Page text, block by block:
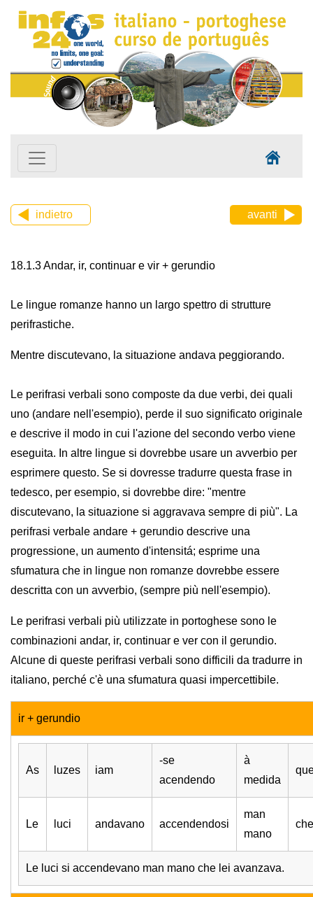
indietro avanti
18.1.3 Andar, ir, continuar e vir + gerundio
Le lingue romanze hanno un largo spettro di strutture
perifrastiche.
Mentre discutevano, la situazione andava peggiorando.
Le perifrasi verbali sono composte da due verbi, dei quali
uno (andare nell'esempio), perde il suo significato originale
e descrive il modo in cui l'azione del secondo verbo viene
eseguita. In altre lingue si dovrebbe usare un avverbio per
esprimere questo. Se si dovresse tradurre questa frase in
tedesco, per esempio, si dovrebbe dire: "mentre
discutevano, la situazione si aggravava sempre di più". La
perifrasi verbale andare + gerundio descrive una
progressione, un aumento d'intensitá; esprime una
sfumatura che in lingue non romanze dovrebbe essere
descritta con un avverbio, (sempre più nell'esempio).
Le perifrasi verbali più utilizzate in portoghese sono le
combinazioni andar, ir, continuar e ver con il gerundio.
Alcune di queste perifrasi verbali sono difficili da tradurre in
italiano, perché c'è una sfumatura quasi impercettibile.
ir + gerundio
As luzes iam
-se
acendendo
à
medida
Le luci andavano accendendosi
man
mano
che
Le luci si accendevano man mano che lei avanzava.